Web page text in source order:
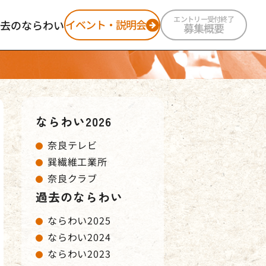
のならわい
らわい2025
らわい2023
らわい2022
イベント・説明会 エントリー受付終了
募集概要
ならわい2026
奈良テレビ
巽繊維工業所
奈良クラブ
過去のならわい
ならわい2025
ならわい2024
ならわい2023